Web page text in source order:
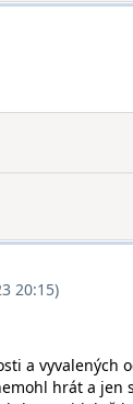
20:15)
a vyvalených
hrát a jen